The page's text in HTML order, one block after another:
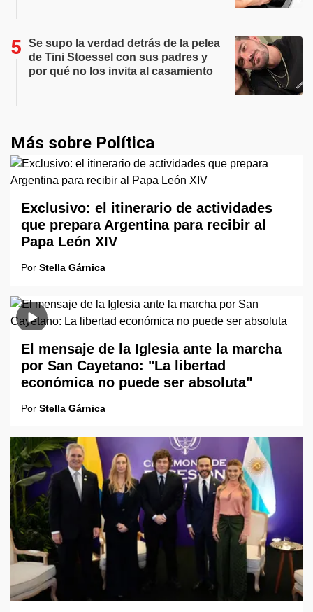
Se supo la verdad detrás de la pelea
de Tini Stoessel con sus padres y
por qué no los invita al casamiento
Más sobre Política
Exclusivo: el itinerario de actividades
que prepara Argentina para recibir al
Papa León XIV
Por Stella Gárnica
El mensaje de la Iglesia ante la marcha
por San Cayetano: "La libertad
económica no puede ser absoluta"
Por Stella Gárnica